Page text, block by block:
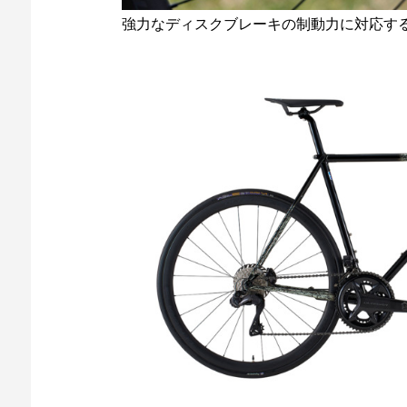
強力なディスクブレーキの制動力に対応す